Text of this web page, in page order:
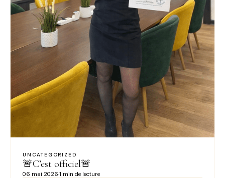
UNCATEGORIZED
🚨C’est officiel🚨
06 mai 2026·1 min de lecture